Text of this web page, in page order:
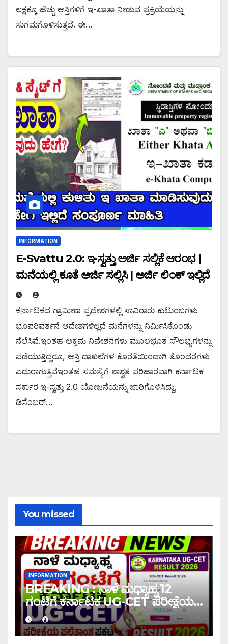
ಲಕ್ಷಕ್ಕೂ ಹೆಚ್ಚು ಆಸ್ತಿಗಳಿಗೆ ಇ-ಖಾತಾ ನೀಡುವ ಪ್ರಕ್ರಿಯೆಯನ್ನು
ಸುಗಮಗೊಳಿಸುತ್ತದೆ. ಈ…
INFORMATION
E-Svattu 2.0: ಇ-ಸ್ವತ್ತು ಅರ್ಜಿ ಸಲ್ಲಿಕೆ ಆರಂಭ |
ಮನೆಯಲ್ಲಿ ಕೂತೆ ಅರ್ಜಿ ಸಲ್ಲಿಸಿ | ಅರ್ಜಿ ಲಿಂಕ್ ಇಲ್ಲಿದೆ
ಕರ್ನಾಟಕದ ಗ್ರಾಮೀಣ ಪ್ರದೇಶಗಳಲ್ಲಿ ಸಾವಿರಾರು ಕುಟುಂಬಗಳು
ಭೂಪರಿವರ್ತನೆ ಆದೇಶಗಳಿಲ್ಲದೆ ಮನೆಗಳನ್ನು ನಿರ್ಮಿಸಿಕೊಂಡು
ನೆಲೆಸಿವೆ.ಇಂತಹ ಅಕ್ರಮ ನಿವೇಶನಗಳು ಮೂಲಭೂತ ಸೌಲಭ್ಯಗಳನ್ನು
ಪಡೆಯುತ್ತಿದ್ದರೂ, ಆಸ್ತಿ ದಾಖಲೆಗಳ ಕೊರತೆಯಿಂದಾಗಿ ತೊಂದರೆಗಳು
ಎದುರಾಗುತ್ತಿವೆಇಂತಹ ಸಮಸ್ಯೆಗೆ ಶಾಶ್ವತ ಪರಿಹಾರವಾಗಿ ಕರ್ನಾಟಕ
ಸರ್ಕಾರ ಇ-ಸ್ವತ್ತು 2.0 ಯೋಜನೆಯನ್ನು ಜಾರಿಗೊಳಿಸಿದ್ದು,
ಡಿಸೆಂಬರ್…
You missed
INFORMATION
BREAKING : ನಾಳೆ ಮಧ್ಯಾಹ್ನ 12
ಗಂಟೆಗೆ ಕರ್ನಾಟಕ UG-CET ಪರೀಕ್ಷೆಯ
ಫಲಿತಾಂಶ ಪ್ರಕಟ |UG-CET Result
2026